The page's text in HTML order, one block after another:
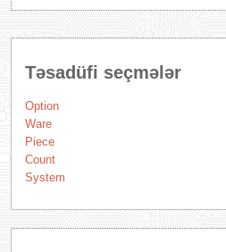
Təsadüfi seçmələr
Option
Ware
Piece
Count
System